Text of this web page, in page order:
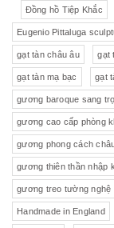
Đồng hồ Tiệp Khắc
Eugenio Pittaluga
gạt tàn châu âu gạt
gạt tàn mạ bạc gạt
gương baroque sang
gương cao cấp phòng
gương phong cách
gương thiên thần nhập
gương treo tường nghệ
Handmade in England